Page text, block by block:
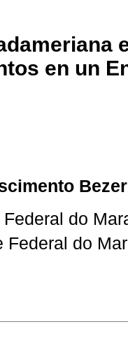
en un
Federal do
Federal do